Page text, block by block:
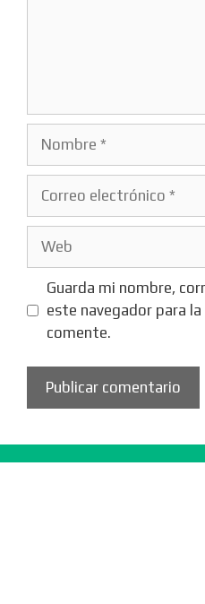
electrónico
Guarda mi nombre,
este navegador para
comente.